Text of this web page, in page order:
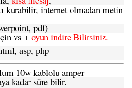
kurabilir, internet olmadan metin
pdf)
vs +oyun indire Bilirsiniz.
asp, php
10w kablolu amper
kadar süre bilir.